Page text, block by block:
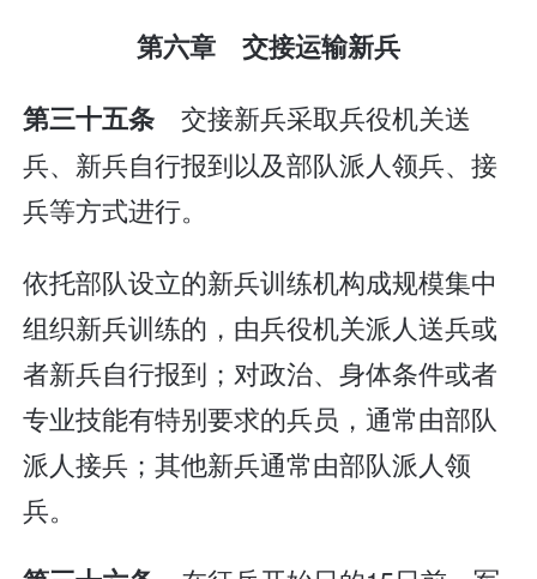
第六章 交接运输新兵
第三十五条 交接新兵采取兵役机关送
兵、新兵自行报到以及部队派人领兵、接
兵等方式进行。
依托部队设立的新兵训练机构成规模集中
组织新兵训练的，由兵役机关派人送兵或
者新兵自行报到；对政治、身体条件或者
专业技能有特别要求的兵员，通常由部队
派人接兵；其他新兵通常由部队派人领
兵。